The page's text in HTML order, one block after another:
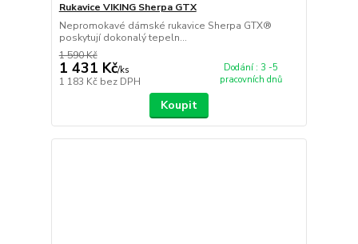
Rukavice VIKING Sherpa GTX
Nepromokavé dámské rukavice Sherpa GTX®
poskytují dokonalý tepeln...
1 590 Kč
1 431 Kč/ks
1 183 Kč bez DPH
Dodání : 3 -5
pracovních dnů
Koupit